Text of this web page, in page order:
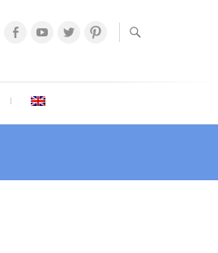
InstagramFacebookYoutubeTwitter Pinterest